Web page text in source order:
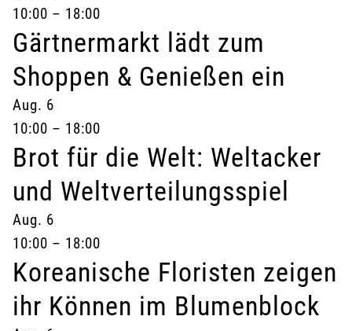
10:00 – 18:00
Gärtnermarkt lädt zum
Shoppen & Genießen ein
Aug. 6
10:00 – 18:00
Brot für die Welt: Weltacker
und Weltverteilungsspiel
Aug. 6
10:00 – 18:00
Koreanische Floristen zeigen
ihr Können im Blumenblock